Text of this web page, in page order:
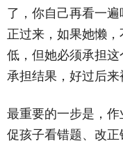
了，你自己再看一
正过来，如果她懒
低，但她必须承担
承担结果，好过后来
最重要的一步是，
促孩子看错题、改